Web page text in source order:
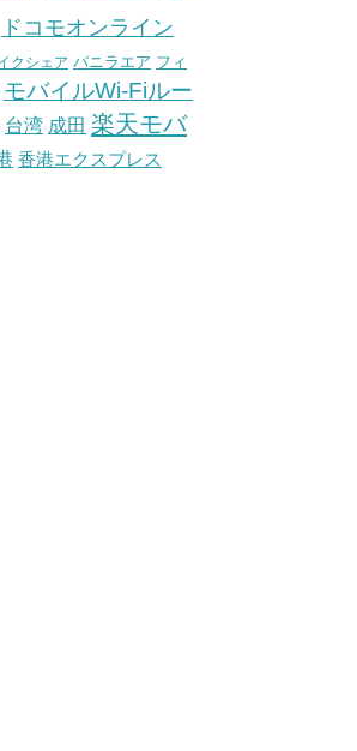
ドコモオンライン
クシェア バニラエア フィ
モバイルWi-Fiルー
台湾 成田 楽天モバ
香港エクスプレス